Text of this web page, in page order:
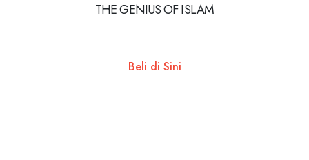
THE GENIUS OF ISLAM
Beli di Sini